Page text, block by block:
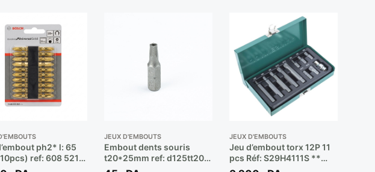
ph2* l: 65
ref: 608 521
BOSCH
JEUX D'EMBOUTS
Embout dents souris
t20*25mm ref: d125tt20a
** JONNESWAY
JEUX D'EMBOUTS
Jeu d’embout torx 12P 11
pcs Réf: S29H4111S **
JONNESWAY